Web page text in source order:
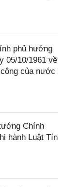
phủ hướng
05/10/1961 về
của nước
Chính
hành Luật Tín